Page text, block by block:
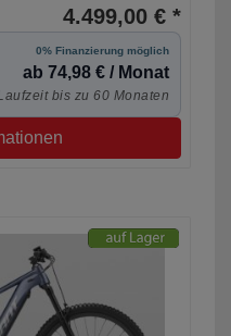
4.499,00 € *
0% Finanzierung möglich
ab 74,98 € / Monat
bis zu 60 Monaten